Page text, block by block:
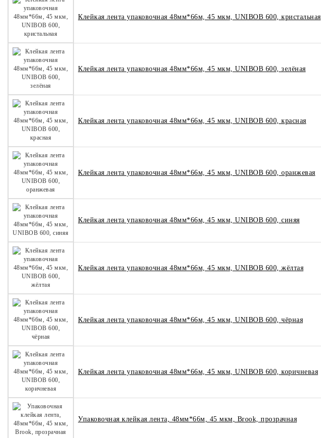
Клейкая лента упаковочная 48мм*66м, 45 мкм, UNIBOB 600, кристальная
Клейкая лента упаковочная 48мм*66м, 45 мкм, UNIBOB 600, зелёная
Клейкая лента упаковочная 48мм*66м, 45 мкм, UNIBOB 600, красная
Клейкая лента упаковочная 48мм*66м, 45 мкм, UNIBOB 600, оранжевая
Клейкая лента упаковочная 48мм*66м, 45 мкм, UNIBOB 600, синяя
Клейкая лента упаковочная 48мм*66м, 45 мкм, UNIBOB 600, жёлтая
Клейкая лента упаковочная 48мм*66м, 45 мкм, UNIBOB 600, чёрная
Клейкая лента упаковочная 48мм*66м, 45 мкм, UNIBOB 600, коричневая
Упаковочная клейкая лента, 48мм*66м, 45 мкм, Brook, прозрачная